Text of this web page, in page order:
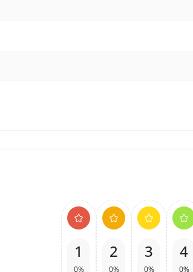
1
0%
2
0%
3
0%
4
0%